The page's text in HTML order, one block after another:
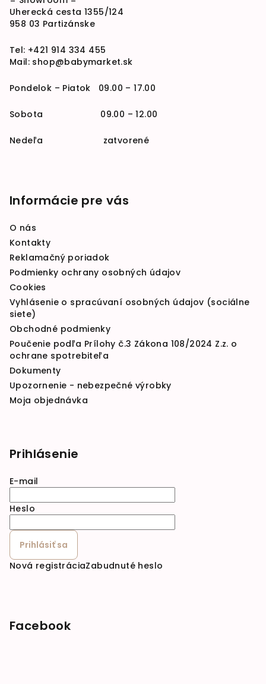
Uherecká cesta 1355/124
958 03 Partizánske
Tel: +421 914 334 455
Mail: shop@babymarket.sk
Pondelok – Piatok 09.00 – 17.00
Sobota 09.00 – 12.00
Nedeľa zatvorené
Informácie pre vás
O nás
Kontakty
Reklamačný poriadok
Podmienky ochrany osobných údajov
Cookies
Vyhlásenie o spracúvaní osobných údajov (sociálne
siete)
Obchodné podmienky
Poučenie podľa Prílohy č.3 Zákona 108/2024 Z.z. o
ochrane spotrebiteľa
Dokumenty
Upozornenie - nebezpečné výrobky
Moja objednávka
Prihlásenie
E-mail
Heslo
Prihlásiť sa
Nová registráciaZabudnuté heslo
Facebook